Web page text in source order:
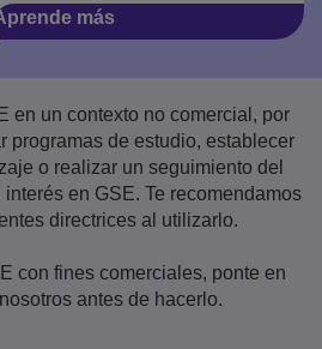
más
en un contexto no comercial, por
programas de estudio, establecer
o realizar un seguimiento del
en GSE. Te recomendamos
directrices al utilizarlo.
con fines comerciales, ponte en
antes de hacerlo.